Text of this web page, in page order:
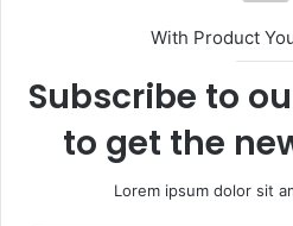
With Product
Subscribe to
to get the
Lorem ipsum dolor sit